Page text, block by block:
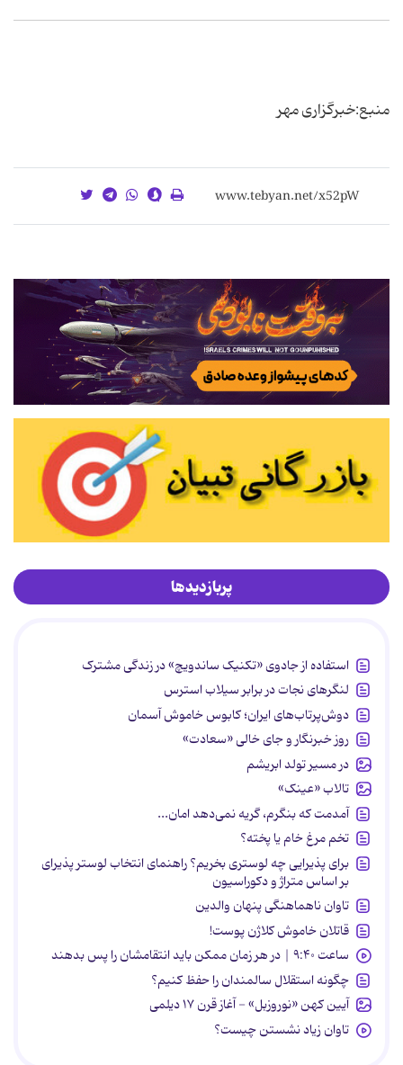
منبع:خبرگزاری مهر
پربازدیدها
استفاده از جادوی «تکنیک ساندویچ» در زندگی مشترک
لنگرهای نجات در برابر سیلاب استرس
دوش‌پرتاب‌های ایران؛ کابوس خاموش آسمان
روز خبرنگار و جای خالی «سعادت»
در مسیر تولد ابریشم
تالاب «عینک»
آمدمت که بنگرم، گریه نمی‌دهد امان...
تخم مرغ خام یا پخته؟
برای پذیرایی چه لوستری بخریم؟ راهنمای انتخاب لوستر پذیرای
بر اساس متراژ و دکوراسیون
تاوان ناهماهنگی پنهان والدین
قاتلان خاموش کلاژن پوست!
ساعت ۹:۴۰ | در هر زمان ممکن باید انتقامشان را پس بدهند
چگونه استقلال سالمندان را حفظ کنیم؟
آیین کهن «نوروزبل» - آغاز قرن ۱۷ دیلمی
تاوان زیاد نشستن چیست؟